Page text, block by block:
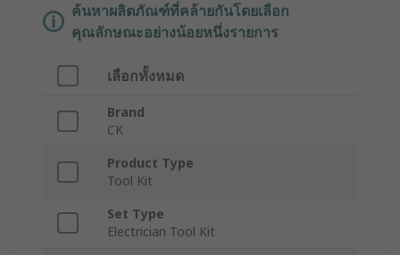
ค้นหาผลิตภัณฑ์ที่คล้ายกันโดยเลือก
คุณลักษณะอย่างน้อยหนึ่งรายการ
เลือกทั้งหมด
Brand
CK
Product Type
Tool Kit
Set Type
Electrician Tool Kit